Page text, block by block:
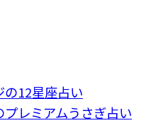
の12星座占い
レミアムうさぎ占い